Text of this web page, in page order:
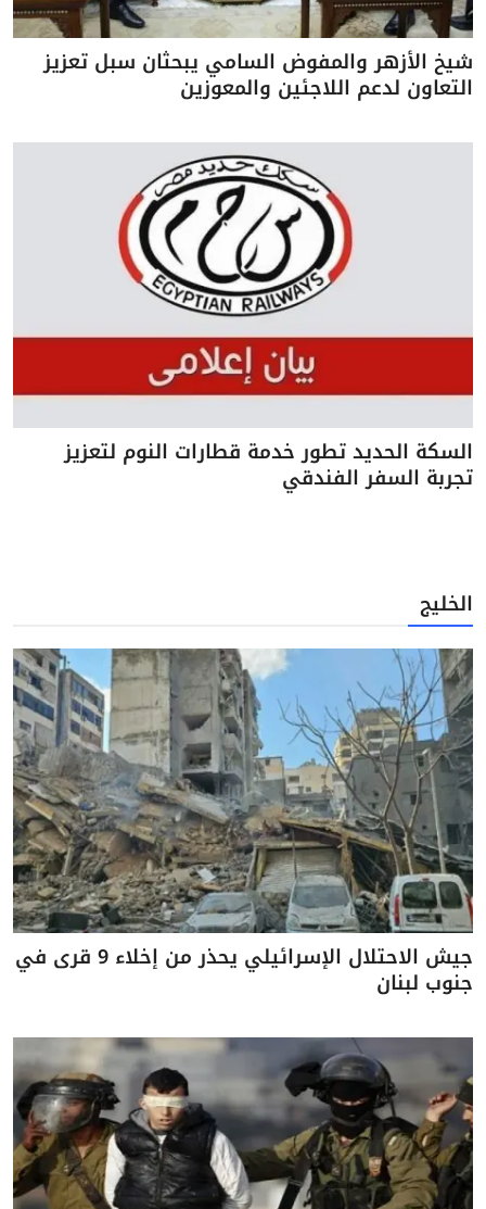
شيخ الأزهر والمفوض السامي يبحثان سبل تعزيز
التعاون لدعم اللاجئين والمعوزين
السكة الحديد تطور خدمة قطارات النوم لتعزيز
تجربة السفر الفندقي
الخليج
جيش الاحتلال الإسرائيلي يحذر من إخلاء 9 قرى في
جنوب لبنان